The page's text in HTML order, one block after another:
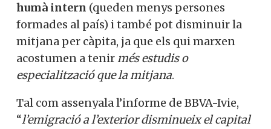
humà intern (queden menys persones
formades al país) i també pot disminuir la
mitjana per càpita, ja que els qui marxen
acostumen a tenir més estudis o
especialització que la mitjana.
Tal com assenyala l’informe de BBVA-Ivie,
“l’emigració a l’exterior disminueix el capital